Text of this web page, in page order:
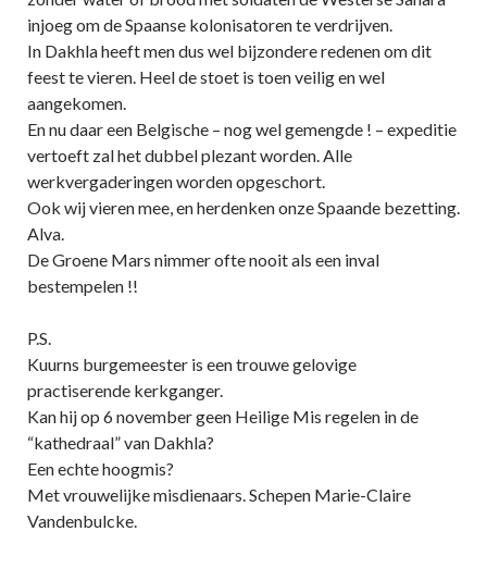
injoeg om de Spaanse kolonisatoren te verdrijven.
In Dakhla heeft men dus wel bijzondere redenen om dit
feest te vieren. Heel de stoet is toen veilig en wel
aangekomen.
En nu daar een Belgische – nog wel gemengde ! – expeditie
vertoeft zal het dubbel plezant worden. Alle
werkvergaderingen worden opgeschort.
Ook wij vieren mee, en herdenken onze Spaande bezetting.
Alva.
De Groene Mars nimmer ofte nooit als een inval
bestempelen !!
P.S.
Kuurns burgemeester is een trouwe gelovige
practiserende kerkganger.
Kan hij op 6 november geen Heilige Mis regelen in de
“kathedraal” van Dakhla?
Een echte hoogmis?
Met vrouwelijke misdienaars. Schepen Marie-Claire
Vandenbulcke.